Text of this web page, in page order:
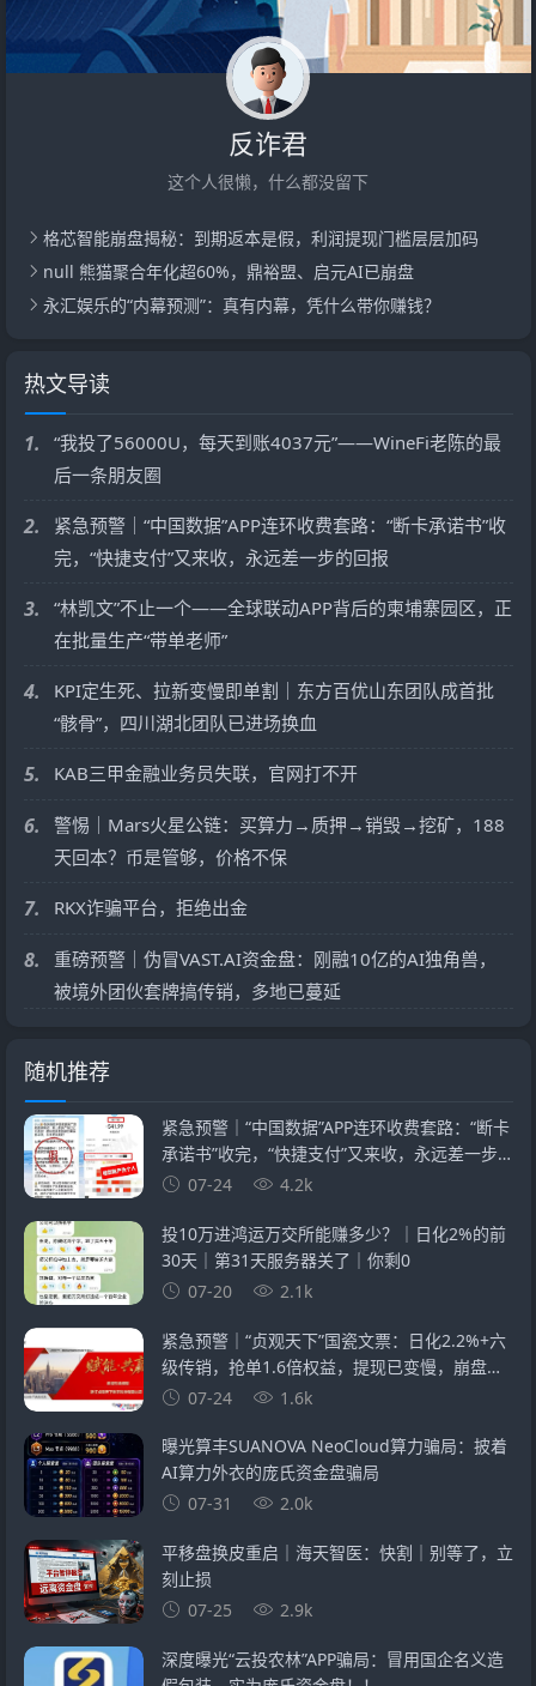
反诈君
这个人很懒，什么都没留下
格芯智能崩盘揭秘：到期返本是假，利润提现门槛层层加码
null 熊猫聚合年化超60%，鼎裕盟、启元AI已崩盘
永汇娱乐的“内幕预测”：真有内幕，凭什么带你赚钱？
热文导读
1.
“我投了56000U，每天到账4037元”——WineFi老陈的最
后一条朋友圈
2.
紧急预警｜“中国数据”APP连环收费套路：“断卡承诺书”收
完，“快捷支付”又来收，永远差一步的回报
3.
“林凯文”不止一个——全球联动APP背后的柬埔寨园区，正
在批量生产“带单老师”
4.
KPI定生死、拉新变慢即单割｜东方百优山东团队成首批
“骸骨”，四川湖北团队已进场换血
5. KAB三甲金融业务员失联，官网打不开
6.
警惕｜Mars火星公链：买算力→质押→销毁→挖矿，188
天回本？币是管够，价格不保
7. RKX诈骗平台，拒绝出金
8.
重磅预警｜伪冒VAST.AI资金盘：刚融10亿的AI独角兽，
被境外团伙套牌搞传销，多地已蔓延
随机推荐
紧急预警｜“中国数据”APP连环收费套路：“断卡
承诺书”收完，“快捷支付”又来收，永远差一步
的回报07-24 4.2k
投10万进鸿运万交所能赚多少？｜日化2%的前
30天｜第31天服务器关了｜你剩0
07-20
2.1k
紧急预警｜“贞观天下”国瓷文票：日化2.2%+六
级传销，抢单1.6倍权益，提现已变慢，崩盘在
即 07-24 1.6k
曝光算丰SUANOVA NeoCloud算力骗局：披着
AI算力外衣的庞氏资金盘骗局
07-31
2.0k
平移盘换皮重启｜海天智医：快割｜别等了，立
刻止损
07-25
2.9k
深度曝光“云投农林”APP骗局：冒用国企名义造